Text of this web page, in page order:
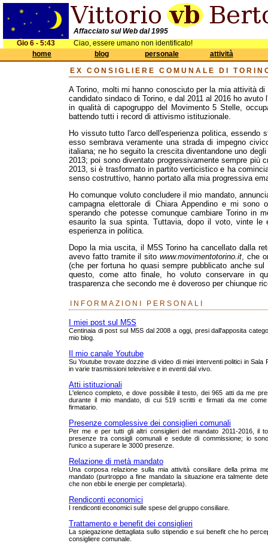
Affacciato sul Web dal 1995
Gio 6 - 5:43
Ciao, essere umano non identificato!
home
blog personale
attività
EX CONSIGLIERE COMUNALE DI
A Torino, molti mi hanno conosciuto per la mia attività
candidato sindaco di Torino, e dal 2011 al 2016 ho
in qualità di capogruppo del Movimento 5 Stelle,
battendo tutti i record di attivismo istituzionale.
Ho vissuto tutto l'arco dell'esperienza politica, essendo
esso sembrava veramente una strada di impegno
italiana; ne ho seguito la crescita diventandone uno
2013; poi sono diventato progressivamente sempre più
2013, si è trasformato in partito verticistico e ha
senso costruttivo, hanno portato alla mia progressiva
Ho comunque voluto concludere il mio mandato,
campagna elettorale di Chiara Appendino e mi
sperando che potesse comunque cambiare Torino in
esaurito la sua spinta. Tuttavia, dopo il voto, vinte
esperienza in politica.
Dopo la mia uscita, il M5S Torino ha cancellato dalla
avevo fatto tramite il sito www.movimentotorino.it, che
(che per fortuna ho quasi sempre pubblicato anche
questo, come atto finale, ho voluto conservare in
trasparenza che secondo me è doveroso per chiunque
INFORMAZIONI PERSONALI
I miei post sul M5S
Centinaia di post sul M5S dal 2008 a oggi, presi dall'apposita
mio blog.
Il mio canale Youtube
Su Youtube trovate dozzine di video di miei interventi politici in Sala
in varie trasmissioni televisive e in eventi dal vivo.
Atti istituzionali
L'elenco completo, e dove possibile il testo, dei 965 atti da me
durante il mio mandato, di cui 519 scritti e firmati da me come
firmatario.
Presenze complessive dei consiglieri comunali
Per me e per tutti gli altri consiglieri del mandato 2011-2016, il
presenze tra consigli comunali e sedute di commissione; io
l'unico a superare le 3000 presenze.
Relazione di metà mandato
Una corposa relazione sulla mia attività consiliare della prima
mandato (purtroppo a fine mandato la situazione era talmente
che non ebbi le energie per completarla).
Rendiconti economici
I rendiconti economici sulle spese del gruppo consiliare.
Trattamento e benefit dei consiglieri
La spiegazione dettagliata sullo stipendio e sui benefit che ho
consigliere comunale.